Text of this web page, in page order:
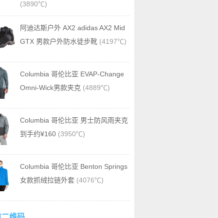
(3890℃)
阿迪达斯户外 AX2 adidas AX2 Mid
GTX 男款户外防水徒步靴 (4197℃)
Columbia 哥伦比亚 EVAP-Change
Omni-Wick男款夹克 (4889℃)
Columbia 哥伦比亚 男士防风雨夹克
到手约¥160 (3950℃)
Columbia 哥伦比亚 Benton Springs
女款抓绒拉链外套 (4076℃)